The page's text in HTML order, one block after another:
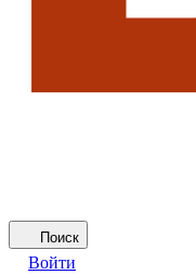
Поиск
Войти